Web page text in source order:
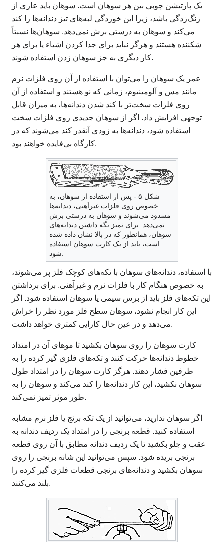
یک پارتیشن چوبی بین هر سوهان است. سوهان باید عاری از
زنگ‌زدگی باشد، زیرا این خوردگی لبه‌های تیز دندانه‌ها را کند
می‌کند و سوهان به درستی برش نمی‌دهد. سوهان‌ها نسبتاً
شکننده هستند و هرگز نباید برای جدا کردن اشیاء یا برای هر
کار دیگری به جز سوهان زدن استفاده شوند.
عمر یک سوهان را می‌توان با استفاده از آن روی فلزات نرم
مانند مس و آلومینیوم، زمانی که نو هستند و استفاده از آن
روی فلزات سخت‌تر با کند شدن دندانه‌ها، به میزان قابل
توجهی افزایش داد. اگر از سوهان جدیدی روی فلزات سخت
استفاده شود، دندانه‌ها به زودی آنقدر کند می‌شوند که در
کارگاه بی‌فایده خواهند بود.
شکل ۵ - پس از استفاده از سوهان، به
خصوص روی فلزات غیرآهنی، دندانه‌ها
مسدود می‌شوند و سوهان به درستی برش
نمی‌دهد. برای تمیز نگه داشتن دندانه‌های
سوهان، همانطور که در بالا نشان داده شده
است، باید از یک کارت سوهان استفاده
با استفاده، دندانه‌های سوهان با تکه‌های کوچک فلز پر می‌شوند،
به خصوص هنگام کار با فلزات نرم و غیرآهنی. برای برداشتن
این تکه‌های فلز باید از برس سیمی یا سوهان استفاده شود. اگر
این کار انجام نشود، سوهان سطح فلز مورد نظر را خراش
می‌دهد و در عین حال کارایی کمتری خواهد داشت.
کارت سوهان را روی سوهان بکشید تا موهای آن در امتداد
خطوط دندانه‌ها حرکت کنند و تکه‌های فلزی گیر کرده را به
طرفین فشار دهند. هرگز کارت سوهان را در امتداد طول
سوهان نکشید، این کار دندانه‌ها را کند می‌کند و سوهان را به
طور موثر تمیز نمی‌کند.
اگر سوهان ندارید، می‌توانید از یک تکه برنج یا فلز نرم مشابه
استفاده کنید. قطعه برنجی را در امتداد یک ردیف دندانه به
عقب و جلو بکشید تا یک ردیف دندانه مطابق با آن روی قطعه
برنجی بریده شود. سپس می‌توانید این شانه برنجی را روی
سوهان بکشید و دندانه‌های برنجی قطعات فلزی گیر کرده را
بلند می‌کنند.